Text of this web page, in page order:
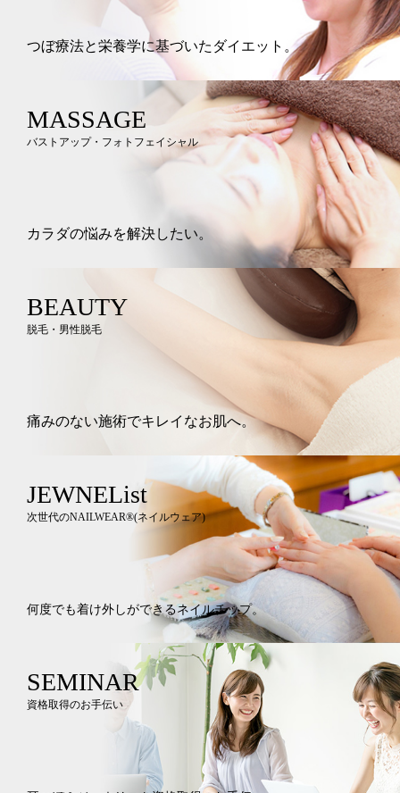
つぼ療法と栄養学に基づいたダイエット。
MASSAGE
バストアップ・フォトフェイシャル
カラダの悩みを解決したい。
BEAUTY
脱毛・男性脱毛
痛みのない施術でキレイなお肌へ。
JEWNEList
次世代のNAILWEAR®︎(ネイルウェア)
何度でも着け外しができるネイルチップ。
SEMINAR
資格取得のお手伝い